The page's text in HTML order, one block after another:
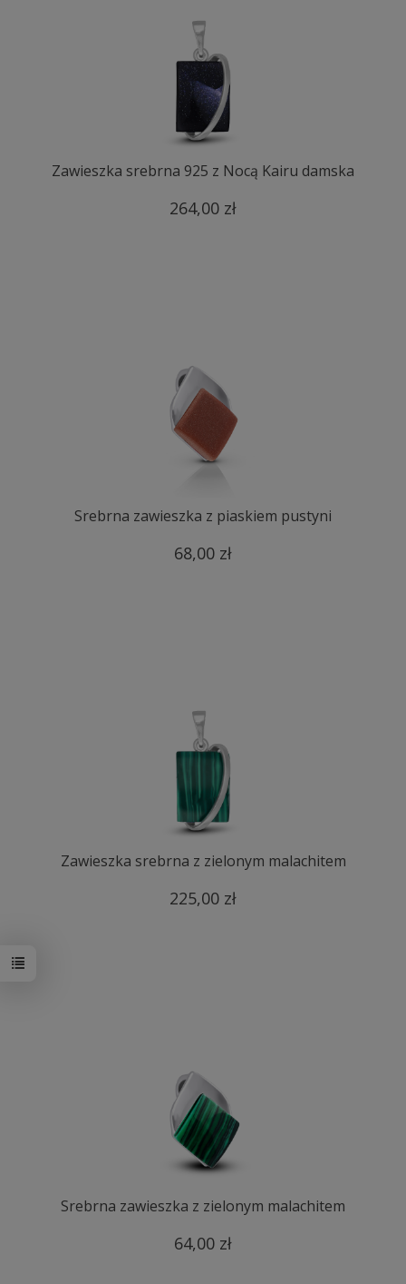
Zawieszka srebrna 925 z Nocą Kairu damska
264,00 zł
Srebrna zawieszka z piaskiem pustyni
68,00 zł
Zawieszka srebrna z zielonym malachitem
225,00 zł
Srebrna zawieszka z zielonym malachitem
64,00 zł